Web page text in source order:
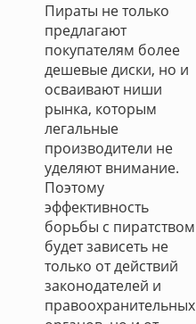
Пираты не только
предлагают
покупателям более
дешевые диски, но и
осваивают ниши
рынка, которым
легальные
производители не
уделяют внимание.
Поэтому
эффективность
борьбы с пиратством
будет зависеть не
только от действий
законодателей и
правоохранительных